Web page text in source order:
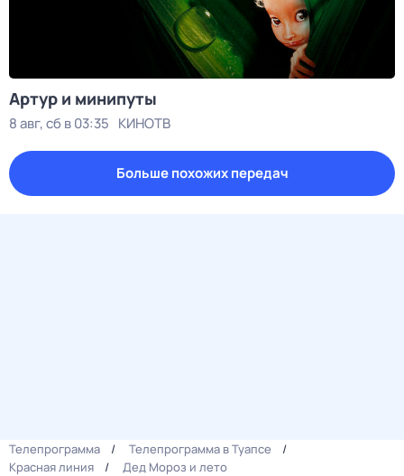
Артур и минипуты
8 авг, сб в 03:35 КИНОТВ
Больше похожих передач
Телепрограмма
Телепрограмма в Туапсе
Красная линия
Дед Мороз и лето